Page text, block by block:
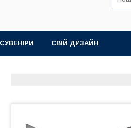
СУВЕНІРИ СВІЙ ДИЗАЙН